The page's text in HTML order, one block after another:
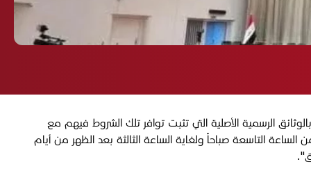
الرسمية الأصلية التي تثبت توافر تلك الشروط فيهم مع
التاسعة صباحاً ولغاية الساعة الثالثة بعد الظهر من أيام